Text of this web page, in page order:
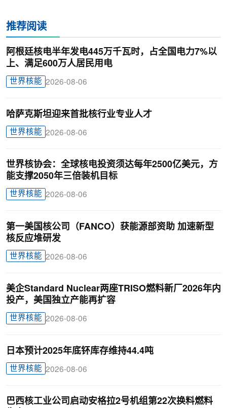
推荐阅读
阿根廷核电半年发电445万千瓦时，占全国电力7%以
上、满足600万人居民用电
世界核能 2026-08-06
哈萨克斯坦迎来首批核行业专业人才
世界核能 2026-08-06
世界核协会：全球核电投资须达每年2500亿美元，方
能支撑2050年三倍装机目标
世界核能 2026-08-06
第一美国核公司（FANCO）获能源部资助 加速新型
核反应堆研发
世界核能 2026-08-06
美企Standard Nuclear两座TRISO燃料新厂2026年内
投产，美国独立产能再扩容
世界核能 2026-08-06
日本预计2025年底钚库存维持44.4吨
世界核能 2026-08-06
巴西核工业公司启动安格拉2号机组第22次换料燃料